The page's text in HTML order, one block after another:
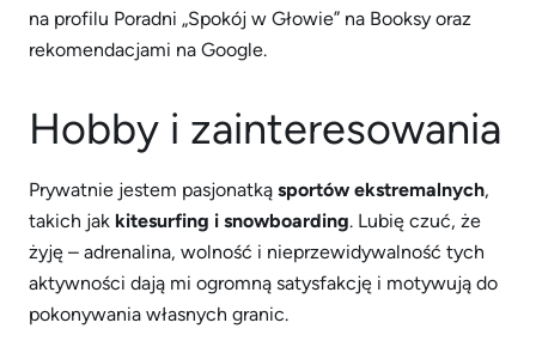
na profilu Poradni „Spokój w Głowie” na Booksy oraz
rekomendacjami na Google.
Hobby i zainteresowania
Prywatnie jestem pasjonatką sportów ekstremalnych,
takich jak kitesurfing i snowboarding. Lubię czuć, że
żyję – adrenalina, wolność i nieprzewidywalność tych
aktywności dają mi ogromną satysfakcję i motywują do
pokonywania własnych granic.